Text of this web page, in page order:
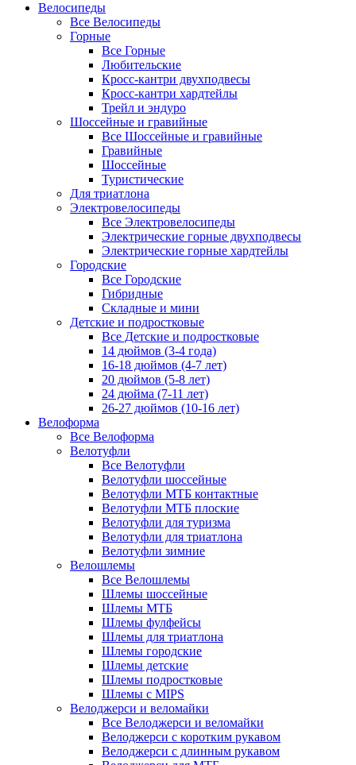
Велосипеды
Все Велосипеды
Горные
Все Горные
Любительские
Кросс-кантри двухподвесы
Кросс-кантри хардтейлы
Трейл и эндуро
Шоссейные и гравийные
Все Шоссейные и гравийные
Гравийные
Шоссейные
Туристические
Для триатлона
Электровелосипеды
Все Электровелосипеды
Электрические горные двухподвесы
Электрические горные хардтейлы
Городские
Все Городские
Гибридные
Складные и мини
Детские и подростковые
Все Детские и подростковые
14 дюймов (3-4 года)
16-18 дюймов (4-7 лет)
20 дюймов (5-8 лет)
24 дюйма (7-11 лет)
26-27 дюймов (10-16 лет)
Велоформа
Все Велоформа
Велотуфли
Все Велотуфли
Велотуфли шоссейные
Велотуфли МТБ контактные
Велотуфли МТБ плоские
Велотуфли для туризма
Велотуфли для триатлона
Велотуфли зимние
Велошлемы
Все Велошлемы
Шлемы шоссейные
Шлемы МТБ
Шлемы фулфейсы
Шлемы для триатлона
Шлемы городские
Шлемы детские
Шлемы подростковые
Шлемы с MIPS
Велоджерси и веломайки
Все Велоджерси и веломайки
Велоджерси с коротким рукавом
Велоджерси с длинным рукавом